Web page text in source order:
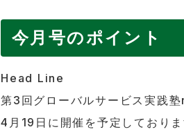
今月号のポイント
Head Line
第3回グローバルサービス実践
4月19日に開催を予定しており